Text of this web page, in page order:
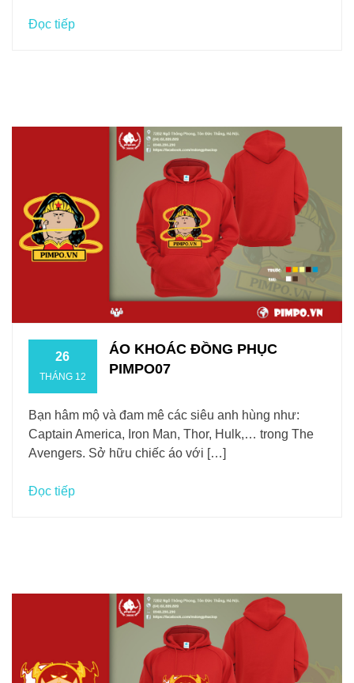
Đọc tiếp
26
THÁNG 12
ÁO KHOÁC ĐỒNG PHỤC
PIMPO07
Bạn hâm mộ và đam mê các siêu anh hùng như:
Captain America, Iron Man, Thor, Hulk,… trong The
Avengers. Sở hữu chiếc áo với […]
Đọc tiếp